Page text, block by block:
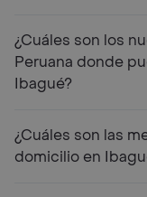
¿Cuáles son los
Peruana donde
Ibagué?
¿Cuáles son las
domicilio en